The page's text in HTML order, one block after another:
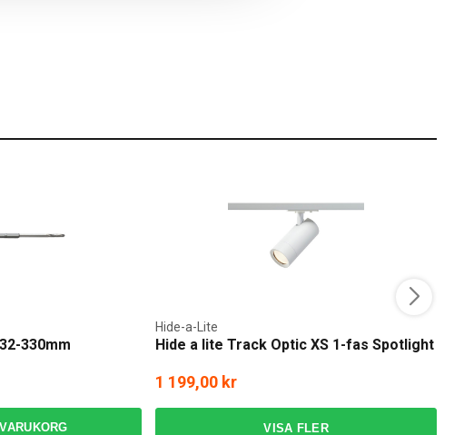
330mm Hide a lite Track Optic XS 1-fas Spotlight
Hide-a-Lite
1 199,00 kr